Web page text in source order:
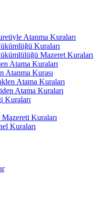
Atanma Kuraları
Kuraları
Mazeret Kuraları
Atama Kuraları
Atanma Kurası
Atama Kuraları
Atama Kuraları
Kuraları
Kuraları
Kuraları